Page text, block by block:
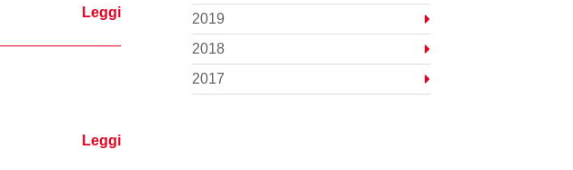
Leggi
Leggi
2019
2018
2017